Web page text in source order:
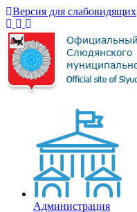
Версия для слабовидящих
Администрация